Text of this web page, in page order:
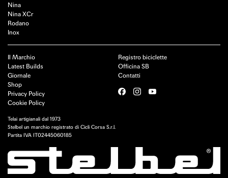
Nina
Nina XCr
Rodano
Inox
Il Marchio
Latest Builds
Giornale
Shop
Privacy Policy
Cookie Policy
Registro biciclette
Officina SB
Contatti
Telai artigianali dal 1973
Stelbel un marchio registrato di Cicli Corsa S.r.l.
Partita IVA IT02445060185